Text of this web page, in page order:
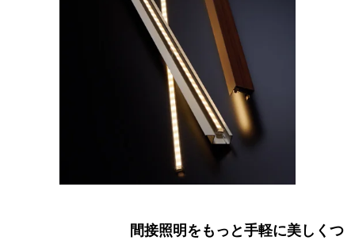
間接照明をもっと手軽に美しくつ